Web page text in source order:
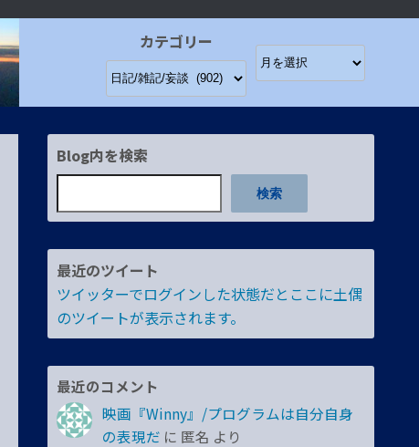
カテゴリー
Blog内を検索
検索
最近のツイート
ツイッターでログインした状態だとここに土偶
のツイートが表示されます。
最近のコメント
映画『Winny』/プログラムは自分自身
の表現だ に 匿名 より